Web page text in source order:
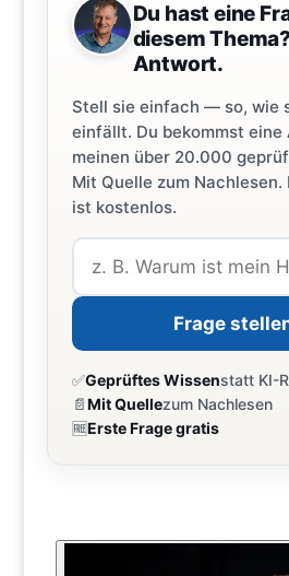
Du hast eine
diesem
Antwort.
Stell sie einfach — so, wie
einfällt. Du bekommst
meinen über 20.000
Mit Quelle zum Nachlesen.
ist kostenlos.
Frage
✅Geprüftes Wissenstatt KI-
📄Mit Quellezum Nachlesen
🆓Erste Frage gratis